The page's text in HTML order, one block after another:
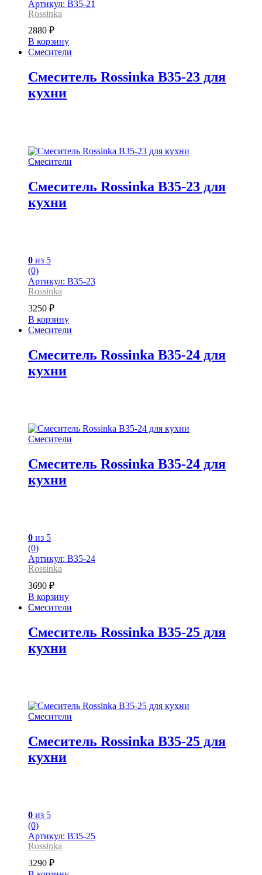
Артикул: B35-21
Rossinka
2880 ₽
В корзину
Смесители
Смеситель Rossinka B35-23 для
кухни
Смесители
Смеситель Rossinka B35-23 для
кухни
0 из 5
(0)
Артикул: B35-23
Rossinka
3250 ₽
В корзину
Смесители
Смеситель Rossinka B35-24 для
кухни
Смесители
Смеситель Rossinka B35-24 для
кухни
0 из 5
(0)
Артикул: B35-24
Rossinka
3690 ₽
В корзину
Смесители
Смеситель Rossinka B35-25 для
кухни
Смесители
Смеситель Rossinka B35-25 для
кухни
0 из 5
(0)
Артикул: B35-25
Rossinka
3290 ₽